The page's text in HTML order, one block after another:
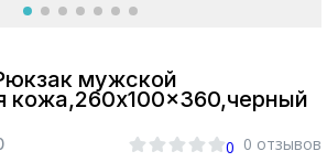
мужской
кожа,260x100x360,черный
0 0 отзывов